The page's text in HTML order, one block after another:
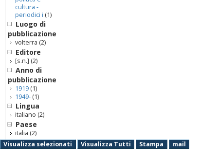
cultura -
periodici i (1)
Luogo di
pubblicazione
volterra (2)
Editore
[s.n.] (2)
Anno di
pubblicazione
1919 (1)
1949- (1)
Lingua
italiano (2)
Paese
italia (2)
Visualizza selezionati
Visualizza Tutti Stampa mail